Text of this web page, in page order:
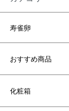
寿雀卵
おすすめ商品
化粧箱